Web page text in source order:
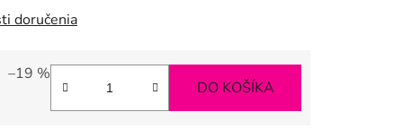
doručenia
–19 %
DO KOŠÍKA